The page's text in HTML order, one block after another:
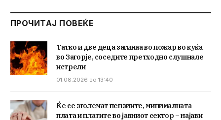
ПРОЧИТАЈ ПОВЕЌЕ
Татко и две деца загинаа во пожар во куќа
во Загорје, соседите претходно слушнале
истрели
01.08.2026 во 13:40
Ќе се зголемат пензиите, минималната
плата и платите во јавниот сектор – најави